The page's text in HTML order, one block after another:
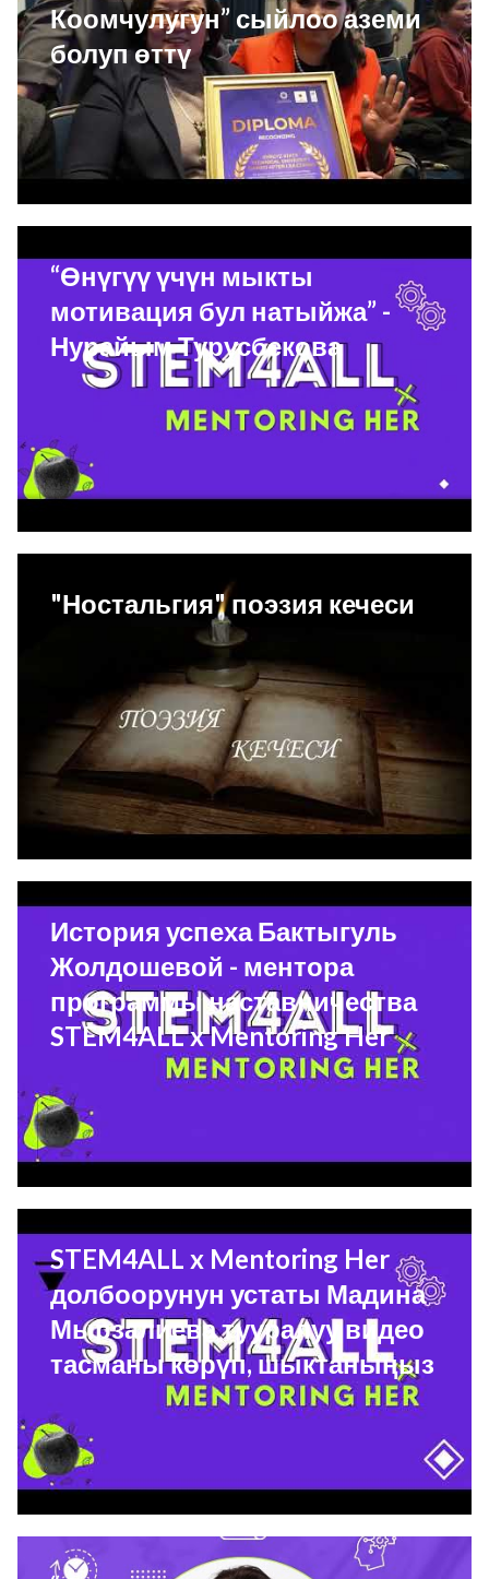
Коомчулугун” сыйлоо аземи
болуп өттү
“Өнүгүү үчүн мыкты
мотивация бул натыйжа” -
Нурайым Турусбекова
"Ностальгия" поэзия кечеси
История успеха Бактыгуль
Жолдошевой - ментора
программы наставничества
STEM4ALL x Mentoring Her
STEM4ALL x Mentoring Her
долбоорунун устаты Мадина
Мырзалиева тууралуу видео
тасманы көрүп, шыктаныңыз